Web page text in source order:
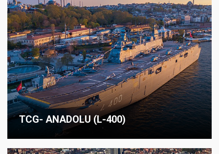
TCG- ANADOLU (L-400)